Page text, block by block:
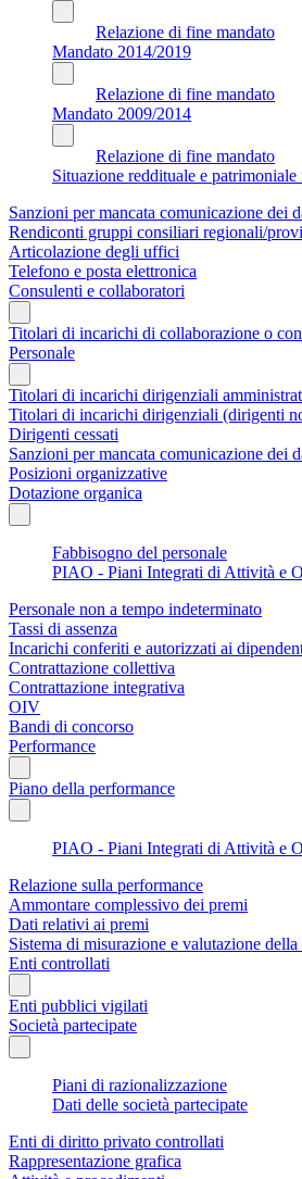
Relazione di fine mandato
Mandato 2014/2019
Relazione di fine mandato
Mandato 2009/2014
Relazione di fine mandato
Situazione reddituale e
Sanzioni per mancata comunicazione dei
Rendiconti gruppi consiliari regionali/
Articolazione degli uffici
Telefono e posta elettronica
Consulenti e collaboratori
Titolari di incarichi di collaborazione o
Personale
Titolari di incarichi dirigenziali
Titolari di incarichi dirigenziali (dirigenti
Dirigenti cessati
Sanzioni per mancata comunicazione dei
Posizioni organizzative
Dotazione organica
Fabbisogno del personale
PIAO - Piani Integrati di Attività e
Personale non a tempo indeterminato
Tassi di assenza
Incarichi conferiti e autorizzati ai
Contrattazione collettiva
Contrattazione integrativa
OIV
Bandi di concorso
Performance
Piano della performance
PIAO - Piani Integrati di Attività e
Relazione sulla performance
Ammontare complessivo dei premi
Dati relativi ai premi
Sistema di misurazione e valutazione
Enti controllati
Enti pubblici vigilati
Società partecipate
Piani di razionalizzazione
Dati delle società partecipate
Enti di diritto privato controllati
Rappresentazione grafica